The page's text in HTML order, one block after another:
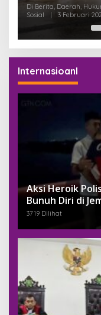
Di Berita, Daerah,
Sosial
| 3 Februari
Internasioanl
Aksi Heroik
Bunuh Diri di
3719 Dilihat